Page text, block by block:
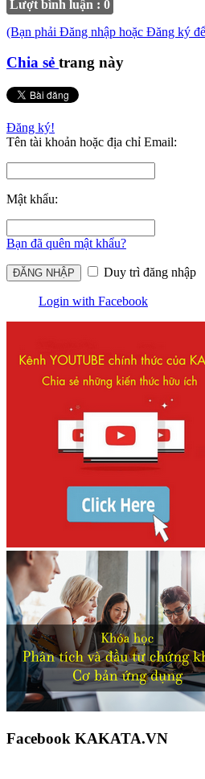
Lượt bình luận : 0
(Bạn phải Đăng nhập hoặc Đăng ký
Chia sẻ trang này
Đăng ký!
Tên tài khoản hoặc địa chỉ Email:
Mật khẩu:
Bạn đã quên mật khẩu?
Duy trì đăng nhập
Login with Facebook
Facebook KAKATA.VN